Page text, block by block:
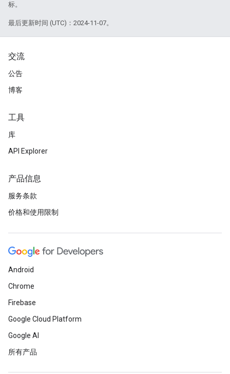
标。
最后更新时间 (UTC)：2024-11-07。
交流
公告
博客
工具
库
API Explorer
产品信息
服务条款
价格和使用限制
Android
Chrome
Firebase
Google Cloud Platform
Google AI
所有产品